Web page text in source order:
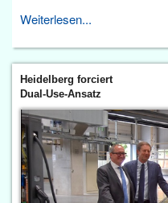
Weiterlesen...
Heidelberg forciert
Dual-Use-Ansatz